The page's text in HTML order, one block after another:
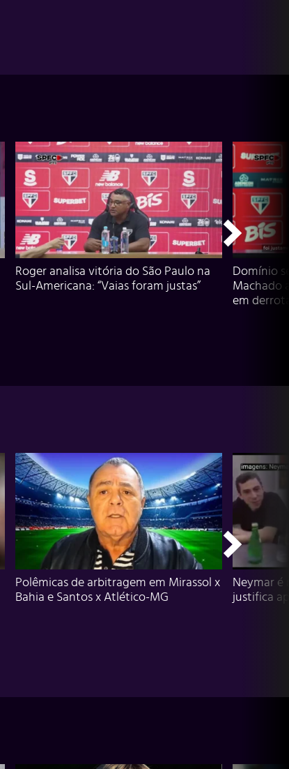
Roger analisa vitória do São Paulo na
Sul-Americana: “Vaias foram justas”
Domínio
Machado
em
Polêmicas de arbitragem em Mirassol x
Bahia e Santos x Atlético-MG
Neymar é
justifica